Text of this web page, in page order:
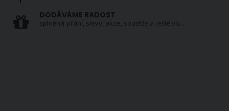
DODÁVÁME RADOST
splněná přání, slevy, akce, soutěže a ještě víc...